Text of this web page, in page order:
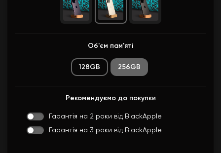
Об'єм пам'яті
128GB 256GB
Рекомендуємо до покупки
Гарантія на 2 роки від BlackApple
Гарантія на 3 роки від BlackApple